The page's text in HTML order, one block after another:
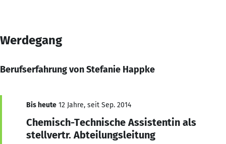
Werdegang
Berufserfahrung von Stefanie Happke
Bis heute 12 Jahre, seit Sep. 2014
Chemisch-Technische Assistentin als
stellvertr. Abteilungsleitung